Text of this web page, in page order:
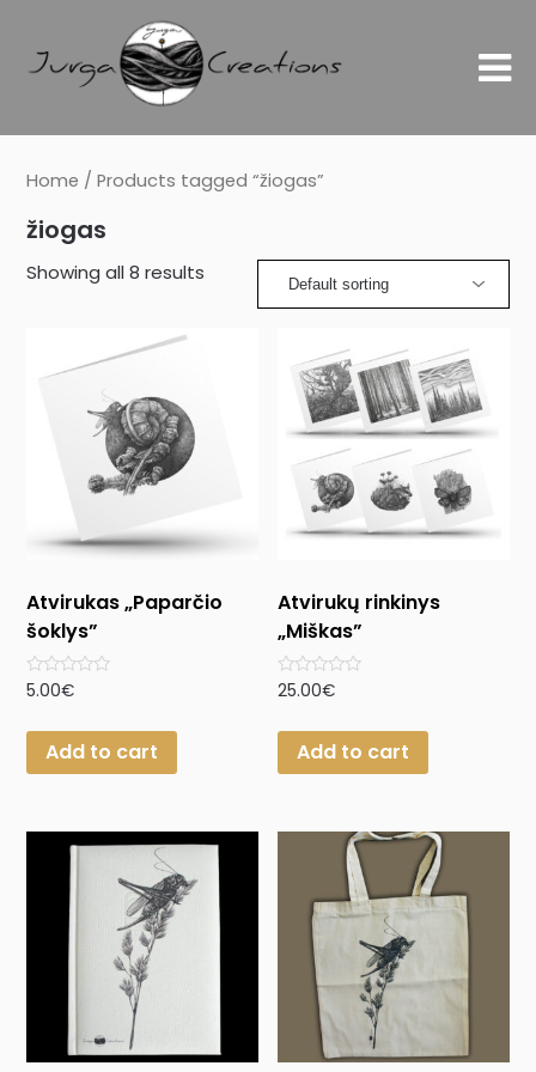
Home / Products tagged “žiogas”
žiogas
Showing all 8 results
Atvirukas „Paparčio
šoklys”
Rated
of
5.00€
Add to cart
Atvirukų rinkinys
„Miškas”
Rated
of
25.00€
Add to cart